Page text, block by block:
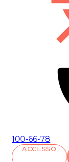
100-66-78
ACCESSO